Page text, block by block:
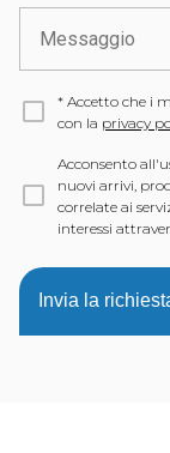
* Accetto che i
con la privacy
Acconsento
nuovi arrivi,
correlate ai
interessi
Invia la